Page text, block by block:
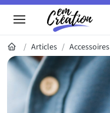
Articles Accessoires
Galerie du produit